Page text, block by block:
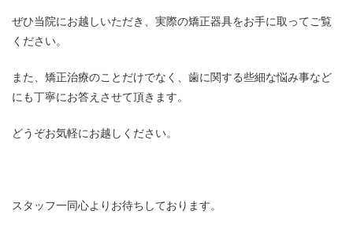
ぜひ当院にお越しいただき、実際の矯正器具をお手に取ってご覧
ください。
また、矯正治療のことだけでなく、歯に関する些細な悩み事など
にも丁寧にお答えさせて頂きます。
どうぞお気軽にお越しください。
スタッフ一同心よりお待ちしております。